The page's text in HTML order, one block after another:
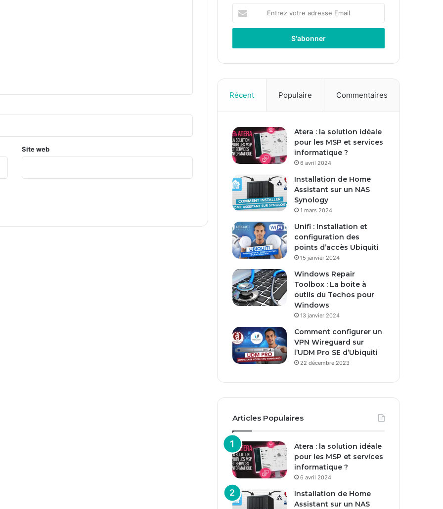
Site web
t
e
o
t
e
d
r
e
s
e
m
i
l
Récent Populaire Commentaires
Atera : la solution idéale
pour les MSP et services
informatique ?
6 avril 2024
Installation de Home
Assistant sur un NAS
Synology
1 mars 2024
Unifi : Installation et
configuration des
points d’accès Ubiquiti
15 janvier 2024
Windows Repair
Toolbox : La boite à
outils du Techos pour
Windows
13 janvier 2024
Comment configurer un
VPN Wireguard sur
l’UDM Pro SE d’Ubiquiti
22 décembre 2023
Articles Populaires
Atera : la solution idéale
pour les MSP et services
informatique ?
6 avril 2024
Installation de Home
Assistant sur un NAS